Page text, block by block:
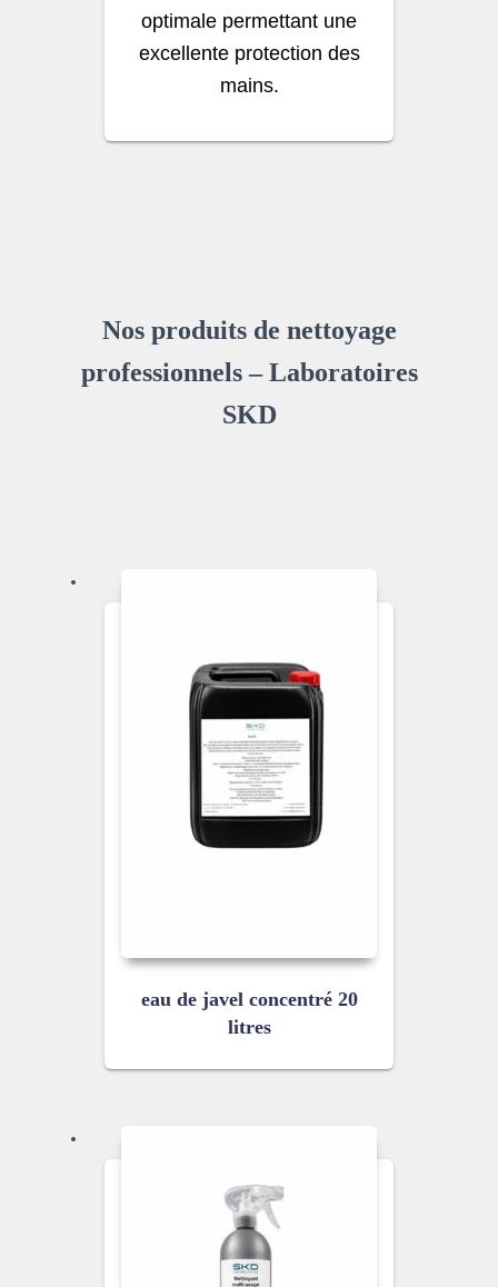
optimale permettant une
excellente protection des
mains.
Nos produits de nettoyage
professionnels – Laboratoires
SKD
eau de javel concentré 20
litres